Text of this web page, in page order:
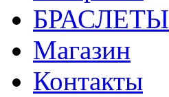
БРАСЛЕТЫ
Магазин
Контакты